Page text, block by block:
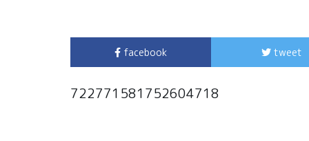
facebook tweet
722771581752604718